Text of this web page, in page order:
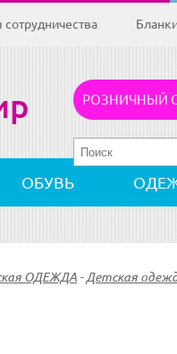
сотрудничества
РОЗНИЧНЫЙ
ОБУВЬ
ОДЕЖДА - Детская